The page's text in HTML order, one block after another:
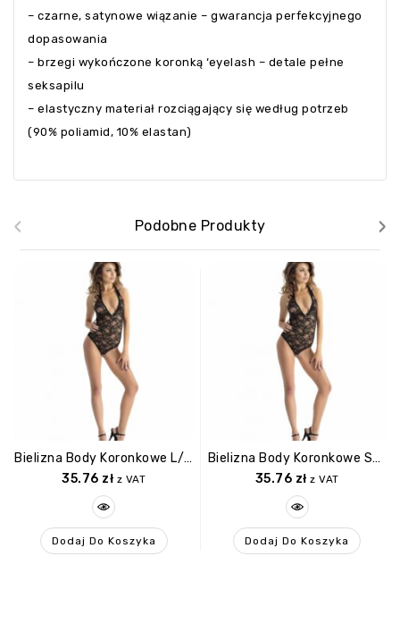
– czarne, satynowe wiązanie – gwarancja perfekcyjnego
dopasowania
– brzegi wykończone koronką ‘eyelash – detale pełne
seksapilu
– elastyczny materiał rozciągający się według potrzeb
(90% poliamid, 10% elastan)
Podobne Produkty
Bielizna Body Koronkowe L/XL
35.76 zł z VAT
Dodaj Do Koszyka
Bielizna Body Koronkowe S/M
35.76 zł z VAT
Dodaj Do Koszyka
‹ ›